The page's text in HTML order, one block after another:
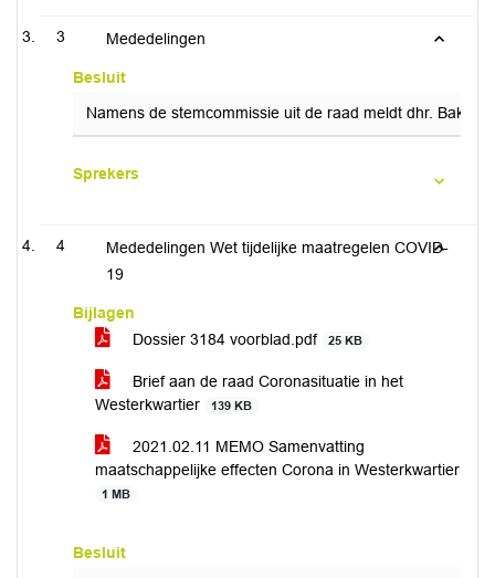
3 Mededelingen
Besluit
Namens de stemcommissie uit de raad meldt dhr.
Sprekers
4
Mededelingen Wet tijdelijke maatregelen COVID-
19
Bijlagen
Dossier 3184 voorblad.pdf
25 KB
Brief aan de raad Coronasituatie in het
Westerkwartier
139 KB
2021.02.11 MEMO Samenvatting
maatschappelijke effecten Corona in Westerkwartier
1 MB
Besluit